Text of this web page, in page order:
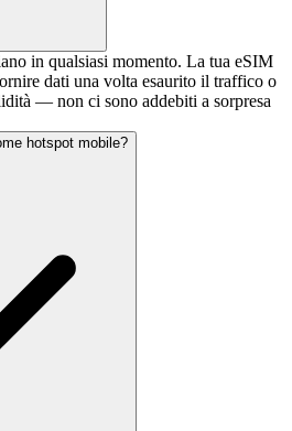
in qualsiasi momento. La tua eSIM
dati una volta esaurito il traffico o
— non ci sono addebiti a sorpresa
hotspot mobile?